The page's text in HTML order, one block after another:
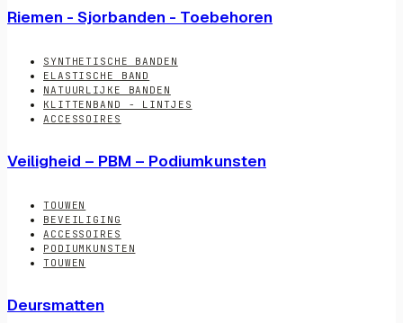
Riemen - Sjorbanden - Toebehoren
SYNTHETISCHE BANDEN
ELASTISCHE BAND
NATUURLIJKE BANDEN
KLITTENBAND - LINTJES
ACCESSOIRES
Veiligheid – PBM – Podiumkunsten
TOUWEN
BEVEILIGING
ACCESSOIRES
PODIUMKUNSTEN
TOUWEN
Deursmatten